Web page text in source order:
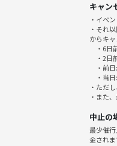
◆準備・服
・事前に
・スマホ
・カメラ
・動きやす
◆イベント
ヨガはい
急激に体
たいと思
キャン
・イベ
・それ
からキ
・6日
・2日
・前日
・当日
・ただ
・また
中止の
最少催
金されま